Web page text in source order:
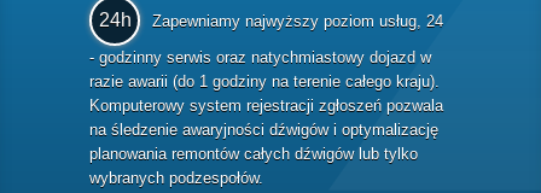
24h
Zapewniamy najwyższy poziom usług, 24
- godzinny serwis oraz natychmiastowy dojazd w
razie awarii (do 1 godziny na terenie całego kraju).
Komputerowy system rejestracji zgłoszeń pozwala
na śledzenie awaryjności dźwigów i optymalizację
planowania remontów całych dźwigów lub tylko
wybranych podzespołów.